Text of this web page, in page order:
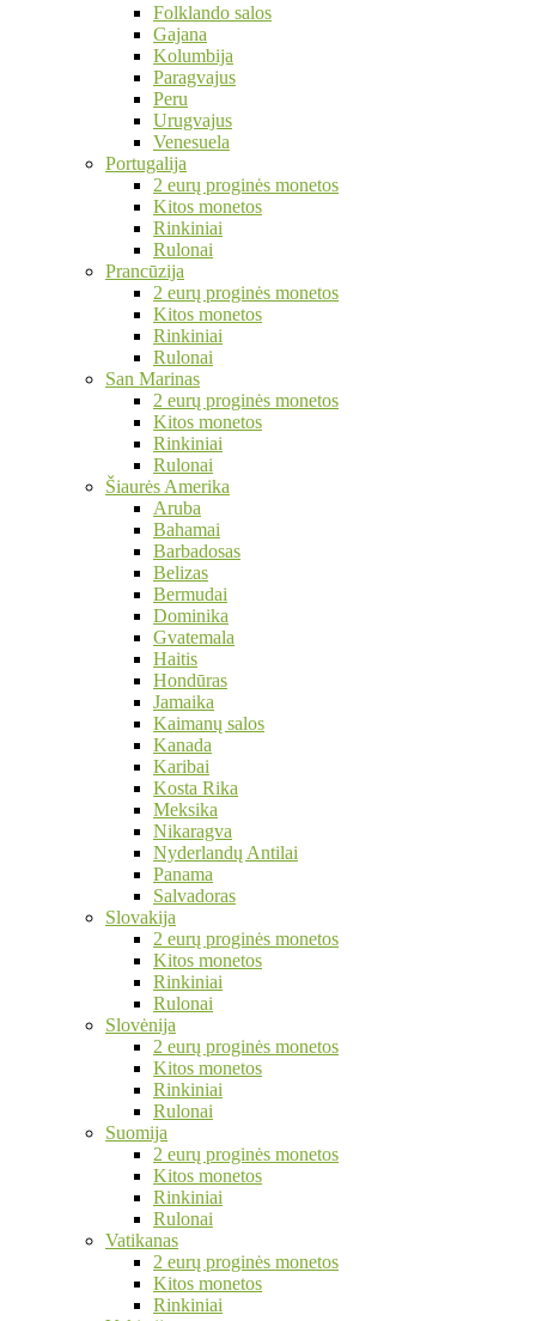
Folklando salos
Gajana
Kolumbija
Paragvajus
Peru
Urugvajus
Venesuela
Portugalija
2 eurų proginės monetos
Kitos monetos
Rinkiniai
Rulonai
Prancūzija
2 eurų proginės monetos
Kitos monetos
Rinkiniai
Rulonai
San Marinas
2 eurų proginės monetos
Kitos monetos
Rinkiniai
Rulonai
Šiaurės Amerika
Aruba
Bahamai
Barbadosas
Belizas
Bermudai
Dominika
Gvatemala
Haitis
Hondūras
Jamaika
Kaimanų salos
Kanada
Karibai
Kosta Rika
Meksika
Nikaragva
Nyderlandų Antilai
Panama
Salvadoras
Slovakija
2 eurų proginės monetos
Kitos monetos
Rinkiniai
Rulonai
Slovėnija
2 eurų proginės monetos
Kitos monetos
Rinkiniai
Rulonai
Suomija
2 eurų proginės monetos
Kitos monetos
Rinkiniai
Rulonai
Vatikanas
2 eurų proginės monetos
Kitos monetos
Rinkiniai